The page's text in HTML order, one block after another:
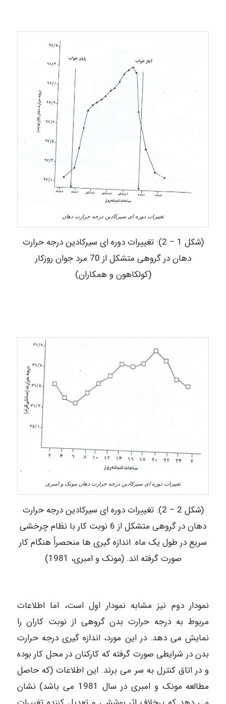
تغییرات دوره ای سیرکادین درجه حرارت دهان
(شکل 1 – 2): تغییرات دوره ای سیرکادین درجه حرارت
دهان در گروهی متشکل از 70 مرد جوان روزکار
(کولکاهون و همکاران)
تغییرات دوره ای سیرکادین درجه حرارت دهان مونک و امبری
(شکل 2 – 2): تغییرات دوره ای سیرکادین درجه حرارت
دهان در گروهی متشکل از 6 نوبت کار با نظام چرخشی
سریع در طول یک ماه. اندازه گیری ها منحصراً هنگام کار
صورت گرفته اند. (مونک و امبری، 1981)
نمودار دوم نیز مشابه نمودار اول است، اما اطلاعات
مربوط به درجه حرارت بدن گروهی از نوبت کاران را
نمایش می دهد. در این مورد، اندازه گیری درجه حرارت
بدن در شرایطی صورت گرفته که کارکنان در محل کار بوده
و در اتاق کنترل به سر می برند. این اطلاعات (که حاصل
مطالعه مونک و امبری در سال 1981 می باشد) نشان